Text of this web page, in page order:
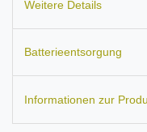
Weitere Details
Batterieentsorgung
Informationen zur